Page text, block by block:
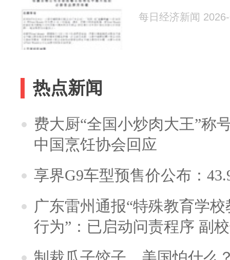
每日经济新闻
热点新闻
费大厨“全国小炒肉大王”称
中国烹饪协会回应
享界G9车型预售价公布：
广东雷州通报“特殊教育学
行为”：已启动问责程序 副